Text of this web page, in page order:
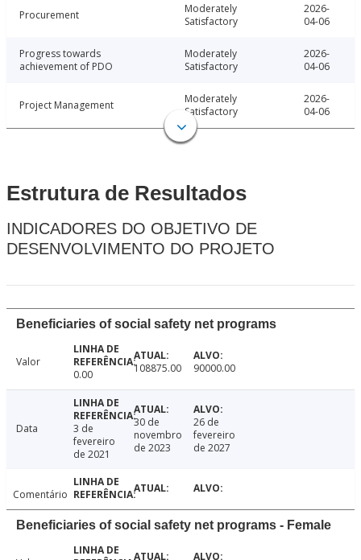
Procurement
Moderately
Satisfactory
2026-
04-06
Progress towards
achievement of PDO
Moderately
Satisfactory
2026-
04-06
Project Management
Moderately
Satisfactory
2026-
04-06
Estrutura de Resultados
INDICADORES DO OBJETIVO DE
DESENVOLVIMENTO DO PROJETO
Beneficiaries of social safety net programs
Valor
0.00
108875.00 90000.00
Data
3 de
fevereiro
de 2021
30 de
novembro
de 2023
26 de
fevereiro
de 2027
Comentário
Beneficiaries of social safety net programs - Female